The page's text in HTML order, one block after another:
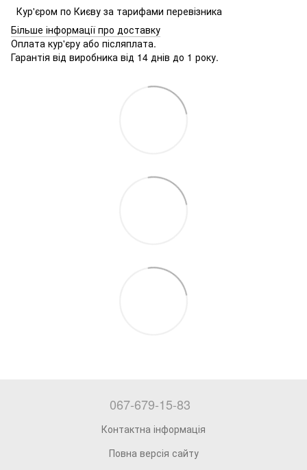
Кур'єром по Києву за тарифами перевізника
Більше інформації про доставку
Оплата кур'єру або післяплата.
Гарантія від виробника від 14 днів до 1 року.
067-679-15-83
Контактна інформація
Повна версія сайту